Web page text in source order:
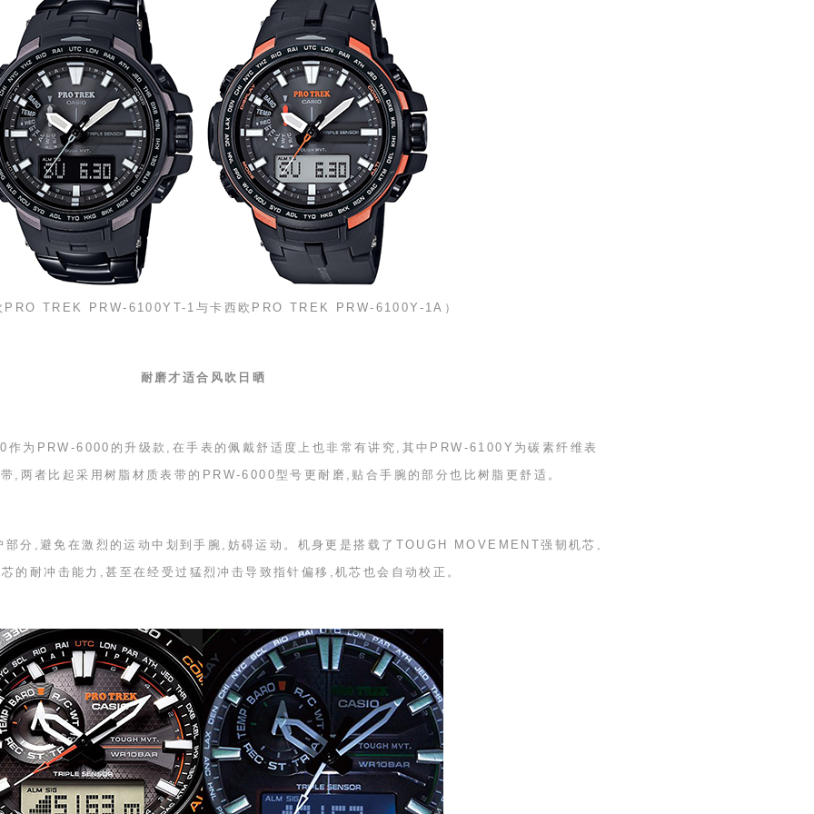
PRO TREK PRW-6100YT-1 与卡西欧 PRO TREK PRW-6100Y-1A ）
耐磨才适合风吹日晒
作为 PRW-6000 的升级款,在手表的佩戴舒适度上也非常有讲究,其中 PRW-6100Y 为碳素纤维表
,两者比起采用树脂材质表带的 PRW-6000型号更耐磨,贴合手腕的部分也比树脂更舒适。
分,避免在激烈的运动中划到手腕,妨碍运动。机身更是搭载了 TOUGH MOVEMENT强韧机芯,
的耐冲击能力,甚至在经受过猛烈冲击导致指针偏移,机芯也会自动校正。